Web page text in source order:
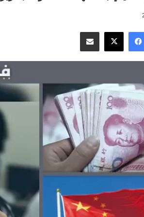
فيسبوك
‫X مشاركة عبر البريد